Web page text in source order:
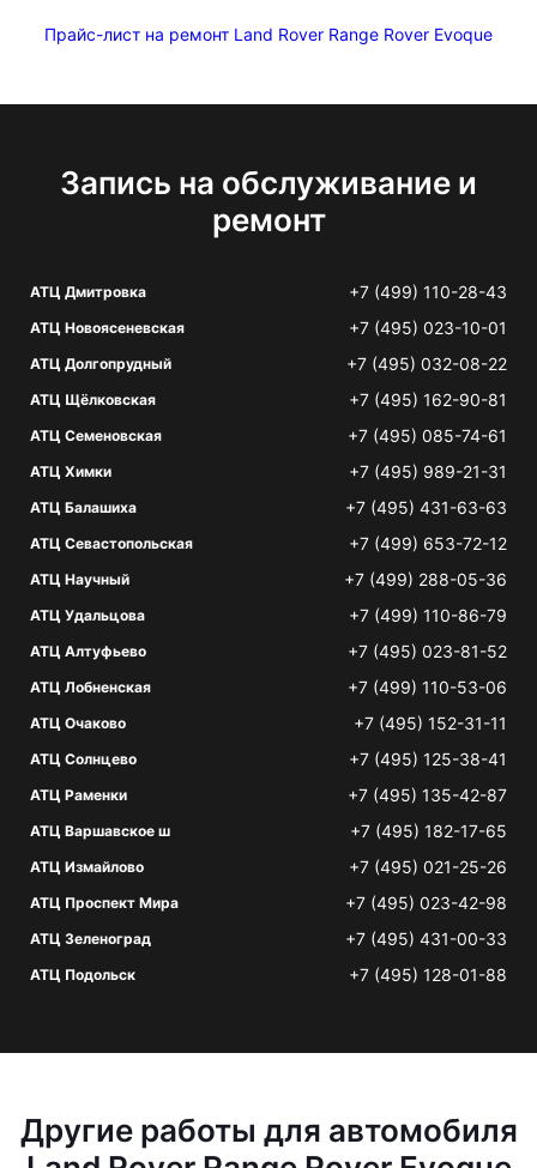
Прайс-лист на ремонт Land Rover Range Rover Evoque
Запись на обслуживание и
ремонт
АТЦ Дмитровка +7 (499) 110-28-43
АТЦ Новоясеневская +7 (495) 023-10-01
АТЦ Долгопрудный +7 (495) 032-08-22
АТЦ Щёлковская +7 (495) 162-90-81
АТЦ Семеновская +7 (495) 085-74-61
АТЦ Химки +7 (495) 989-21-31
АТЦ Балашиха +7 (495) 431-63-63
АТЦ Севастопольская +7 (499) 653-72-12
АТЦ Научный +7 (499) 288-05-36
АТЦ Удальцова +7 (499) 110-86-79
АТЦ Алтуфьево +7 (495) 023-81-52
АТЦ Лобненская +7 (499) 110-53-06
АТЦ Очаково +7 (495) 152-31-11
АТЦ Солнцево +7 (495) 125-38-41
АТЦ Раменки +7 (495) 135-42-87
АТЦ Варшавское ш +7 (495) 182-17-65
АТЦ Измайлово +7 (495) 021-25-26
АТЦ Проспект Мира +7 (495) 023-42-98
АТЦ Зеленоград +7 (495) 431-00-33
АТЦ Подольск +7 (495) 128-01-88
Другие работы для автомобиля